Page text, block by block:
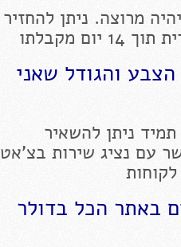
מרוצה. ניתן להחזיר
מקבלתו
והגודל שאני
ניתן להשאיר
עם נציג שירות בצ'אט
באתר הכל בדולר